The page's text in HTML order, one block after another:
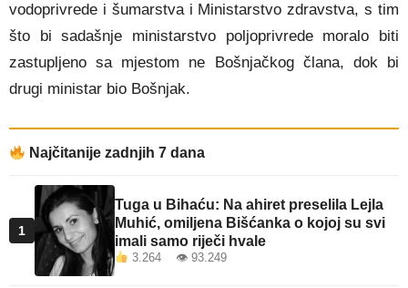
vodoprivrede i šumarstva i Ministarstvo zdravstva, s tim
što bi sadašnje ministarstvo poljoprivrede moralo biti
zastupljeno sa mjestom ne Bošnjačkog člana, dok bi
drugi ministar bio Bošnjak.
Najčitanije zadnjih 7 dana
1
Tuga u Bihaću: Na ahiret preselila Lejla
Muhić, omiljena Bišćanka o kojoj su svi
imali samo riječi hvale
3.264 👁 93.249